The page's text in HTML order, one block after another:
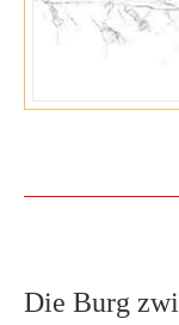
Die Burg